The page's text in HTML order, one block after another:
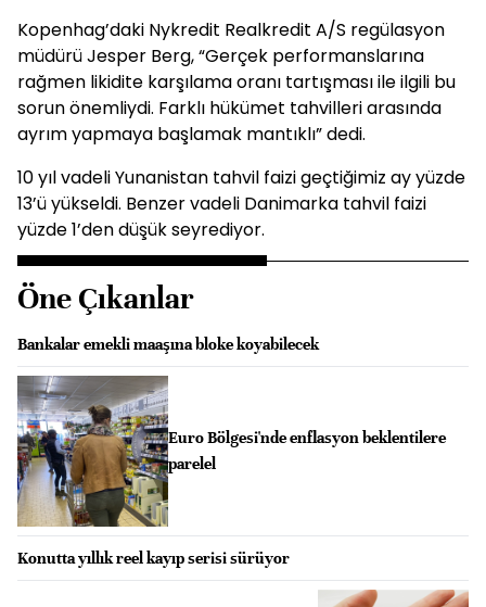
Kopenhag’daki Nykredit Realkredit A/S regülasyon
müdürü Jesper Berg, “Gerçek performanslarına
rağmen likidite karşılama oranı tartışması ile ilgili bu
sorun önemliydi. Farklı hükümet tahvilleri arasında
ayrım yapmaya başlamak mantıklı” dedi.
10 yıl vadeli Yunanistan tahvil faizi geçtiğimiz ay yüzde
13’ü yükseldi. Benzer vadeli Danimarka tahvil faizi
yüzde 1’den düşük seyrediyor.
Öne Çıkanlar
Bankalar emekli maaşına bloke koyabilecek
Euro Bölgesi'nde enflasyon beklentilere
parelel
Konutta yıllık reel kayıp serisi sürüyor